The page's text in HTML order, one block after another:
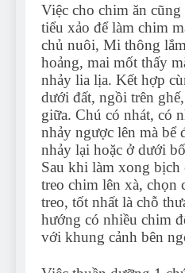
Việc cho chim ăn
tiểu xảo để làm chim
chủ nuôi, Mi thông
hoảng, mai mốt thấy
nhảy lia lịa. Kết hợp
dưới đất, ngồi trên
giữa. Chú có nhát, có
nhảy ngược lên mà bể
nhảy lại hoặc ở dưới
Sau khi làm xong bịch
treo chim lên xà, chọn
treo, tốt nhất là chỗ
hướng có nhiều chim
với khung cảnh bên